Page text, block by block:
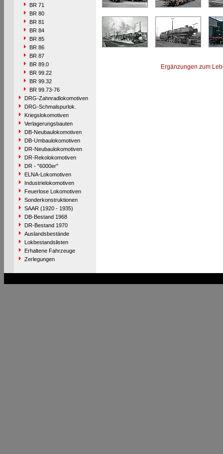
BR 71
BR 80
BR 81
BR 84
BR 85
BR 86
BR 87
BR 89.0
BR 99.22
BR 99.32
BR 99.73-76
DRG-Zahnradlokomotiven
DRG-Schmalspurlok.
Kriegslokomotiven
Verlagerungsbauten
DB-Neubaulokomotiven
DB-Umbaulokomotiven
DR-Neubaulokomotiven
DR-Rekolokomotiven
DR - "6000er"
ELNA-Lokomotiven
Industrielokomotiven
Feuerlose Lokomotiven
Sonderkonstruktionen
SAAR (1920 - 1935)
DB-Bestand 1968
DR-Bestand 1970
Auslandsbestände
Lokbestandslisten
Erhaltene Fahrzeuge
Zerlegungen
Ergänzungen zum